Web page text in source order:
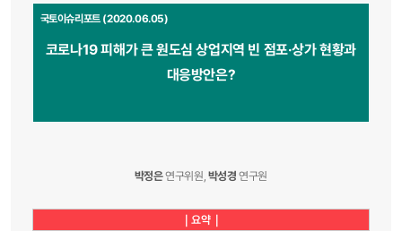
국토이슈리포트 (2020.06.05)
코로나19 피해가 큰 원도심 상업지역 빈 점포·상가 현황과
대응방안은?
박정은연구위원, 박성경연구원
｜요약｜